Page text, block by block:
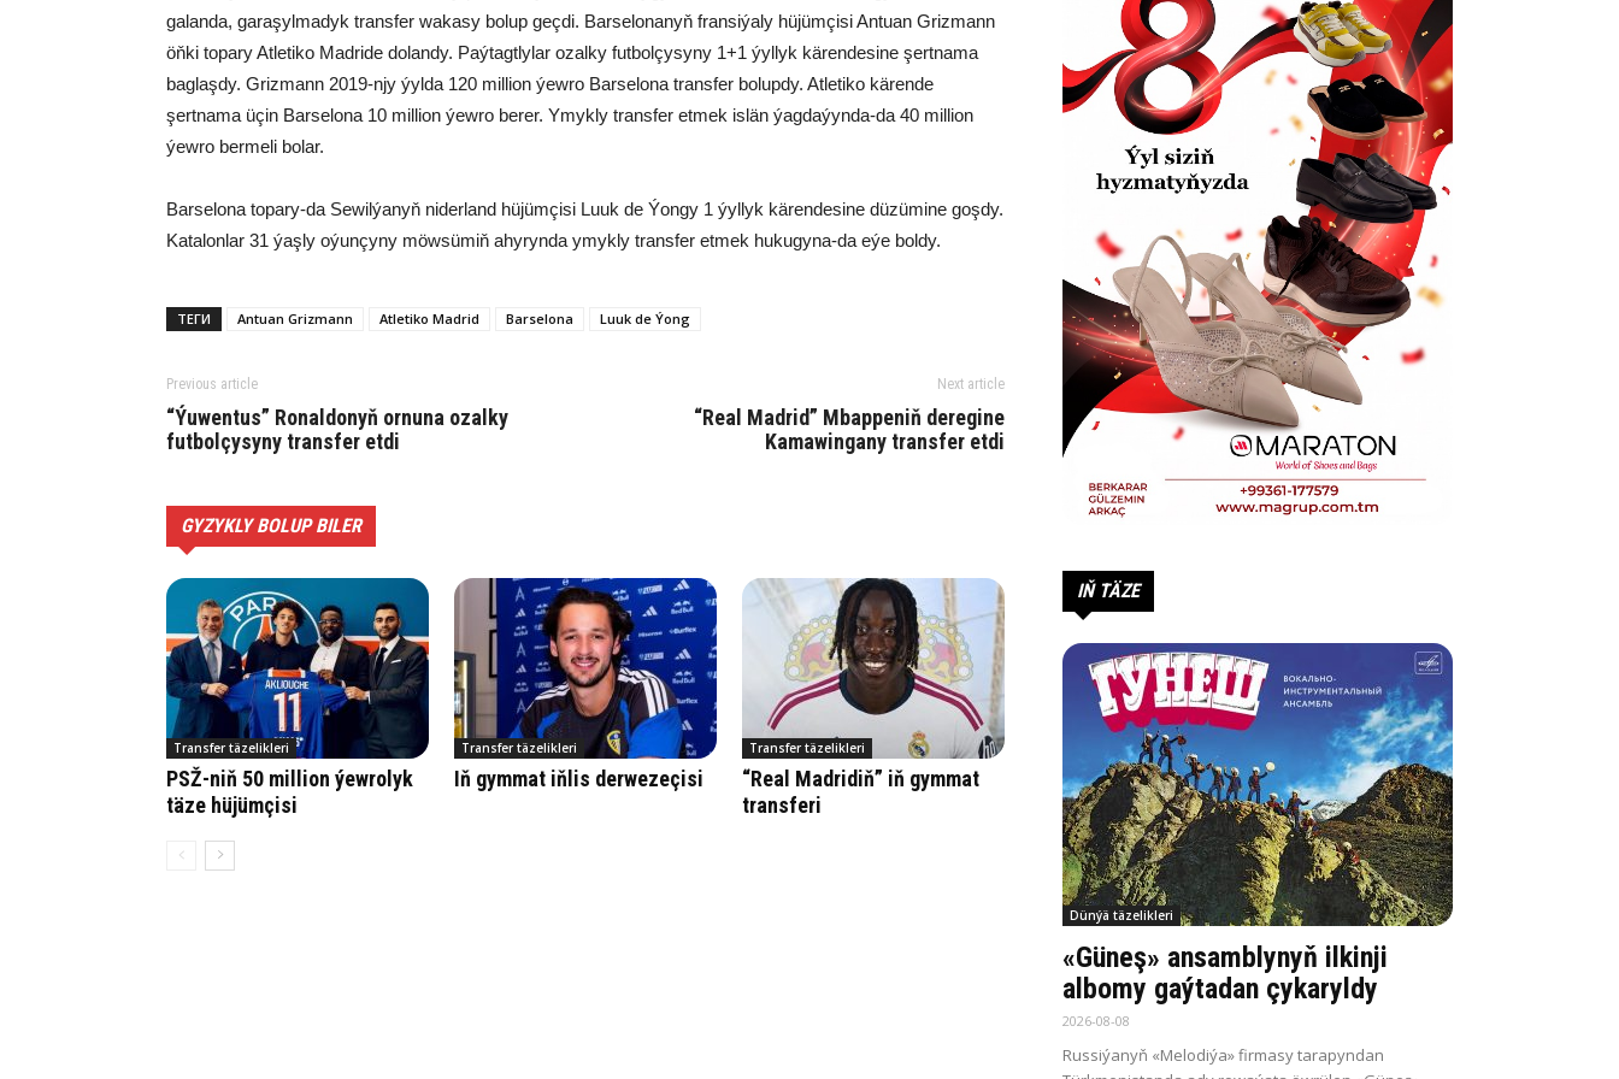
galanda, garaşylmadyk transfer wakasy bolup geçdi. Barselonanyň fransiýaly hüjümçisi Antuan Grizmann
öňki topary Atletiko Madride dolandy. Paýtagtlylar ozalky futbolçysyny 1+1 ýyllyk kärendesine şertnama
baglaşdy. Grizmann 2019-njy ýylda 120 million ýewro Barselona transfer bolupdy. Atletiko kärende
şertnama üçin Barselona 10 million ýewro berer. Ymykly transfer etmek islän ýagdaýynda-da 40 million
ýewro bermeli bolar.
Barselona topary-da Sewilýanyň niderland hüjümçisi Luuk de Ýongy 1 ýyllyk kärendesine düzümine goşdy.
Katalonlar 31 ýaşly oýunçyny möwsümiň ahyrynda ymykly transfer etmek hukugyna-da eýe boldy.
ТЕГИ Antuan Grizmann Atletiko Madrid Barselona Luuk de Ýong
Previous article
“Ýuwentus” Ronaldonyň ornuna ozalky
futbolçysyny transfer etdi
Next article
“Real Madrid” Mbappeniň deregine
Kamawingany transfer etdi
GYZYKLY BOLUP BILER
Transfer täzelikleri
PSŽ-niň 50 million ýewrolyk
täze hüjümçisi
Transfer täzelikleri
Iň gymmat iňlis derwezeçisi
Transfer täzelikleri
“Real Madridiň” iň gymmat
transferi
IŇ TÄZE
Dünýä täzelikleri
«Güneş» ansamblynyň ilkinji
albomy gaýtadan çykaryldy
2026-08-08
Russiýanyň «Melodiýa» firmasy tarapyndan